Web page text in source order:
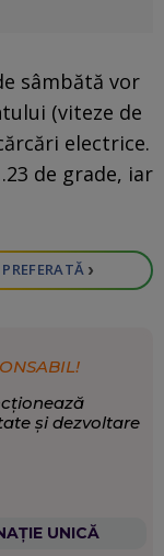
sâmbătă vor
(viteze de
electrice.
de grade, iar
›
și dezvoltare
UNICĂ